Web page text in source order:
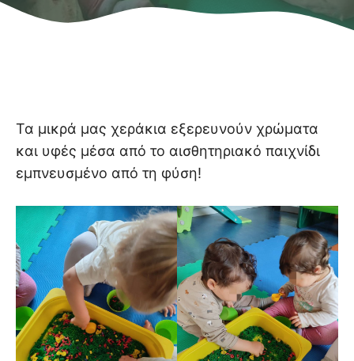
Τα μικρά μας χεράκια εξερευνούν χρώματα
και υφές μέσα από το αισθητηριακό παιχνίδι
εμπνευσμένο από τη φύση!